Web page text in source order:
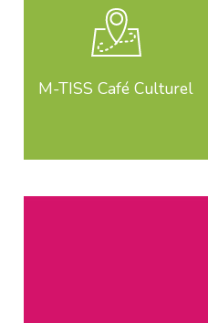
M-TISS Café Culturel